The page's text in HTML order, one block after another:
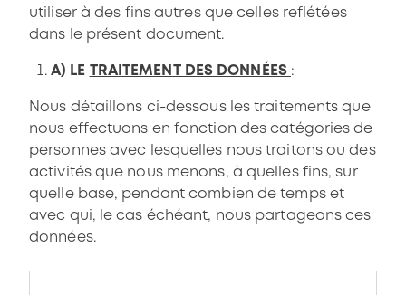
utiliser à des fins autres que celles reflétées
dans le présent document.
A) LE TRAITEMENT DES DONNÉES :
Nous détaillons ci-dessous les traitements que
nous effectuons en fonction des catégories de
personnes avec lesquelles nous traitons ou des
activités que nous menons, à quelles fins, sur
quelle base, pendant combien de temps et
avec qui, le cas échéant, nous partageons ces
données.